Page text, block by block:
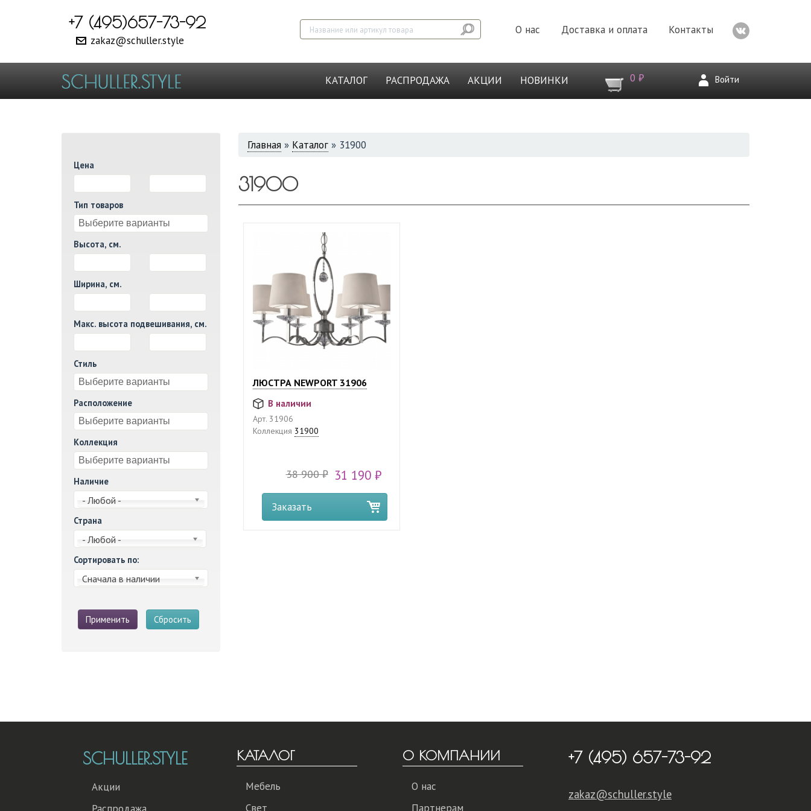
+7 (495)657-73-92
zakaz@schuller.style
О нас Доставка и оплата Контакты
КАТАЛОГ РАСПРОДАЖА АКЦИИ НОВИНКИ 0 ₽ Войти
Цена
Тип товаров
Высота, см.
Ширина, см.
Макс. высота подвешивания, см.
Стиль
Расположение
Коллекция
Наличие
- Любой -
Страна
- Любой -
Сортировать по:
Сначала в наличии
Применить Сбросить
ВЫ
ЗДЕСЬ
Главная » Каталог » 31900
31900
ЛЮСТРА NEWPORT 31906
В наличии
Арт.31906
Коллекция 31900
38 900 ₽ 31 190 ₽
Заказать
SCHULLER.STYLE
Акции
КАТАЛОГ
Мебель
Свет
О КОМПАНИИ
О нас
Партнерам
+7 (495) 657-73-92
zakaz@schuller.style